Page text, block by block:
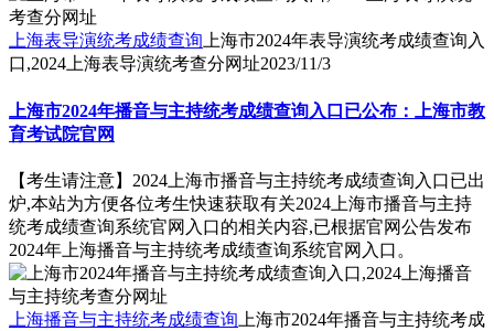
上海表导演统考成绩查询上海市2024年表导演统考成绩查询入
口,2024上海表导演统考查分网址2023/11/3
上海市2024年播音与主持统考成绩查询入口已公布：上海市教
育考试院官网
【考生请注意】2024上海市播音与主持统考成绩查询入口已出
炉,本站为方便各位考生快速获取有关2024上海市播音与主持
统考成绩查询系统官网入口的相关内容,已根据官网公告发布
2024年上海播音与主持统考成绩查询系统官网入口。
上海播音与主持统考成绩查询 上海市2024年播音与主持统考成